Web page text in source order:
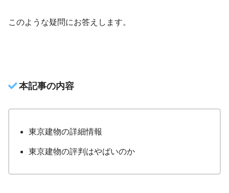
このような疑問にお答えします。
本記事の内容
東京建物の詳細情報
東京建物の評判はやばいのか